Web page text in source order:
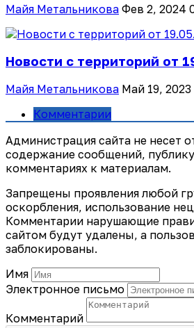
Майя Метальникова Фев 2, 2024
Новости с территорий от
Майя Метальникова Май 19, 2023
Комментарии
Администрация сайта не несет
содержание сообщений,
комментариях к материалам.
Запрещены проявления любой
оскорбления, использование
Комментарии нарушающие
сайтом будут удалены, а
заблокированы.
Имя
Электронное письмо
Комментарий